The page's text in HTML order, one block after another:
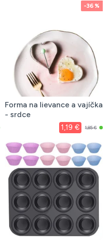
-36 %
Forma na lievance a vajíčka
- srdce
1,19 € 1,85 €